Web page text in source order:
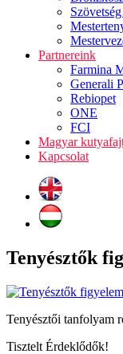
Partnereink
Farmina
Generali
Rebiopet
ONE
FCI
Magyar
Kapcsolat
Tenyésztők
Tenyésztői tanfolyam
Tisztelt Érdeklődők!